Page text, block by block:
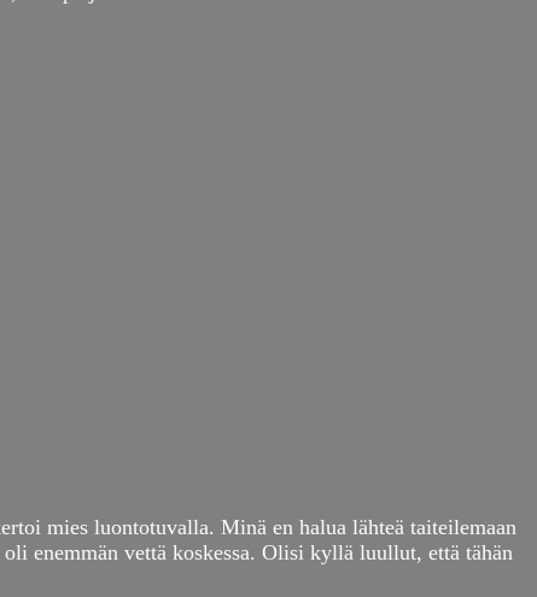
mies luontotuvalla. Minä en halua lähteä taiteilemaan
enemmän vettä koskessa. Olisi kyllä luullut, että tähän